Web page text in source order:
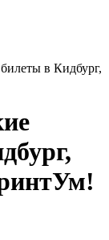
в Кидбург,